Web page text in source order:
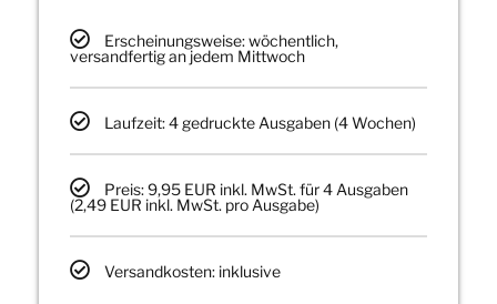
Erscheinungsweise: wöchentlich,
versandfertig an jedem Mittwoch
Laufzeit: 4 gedruckte Ausgaben (4 Wochen)
Preis: 9,95 EUR inkl. MwSt. für 4 Ausgaben
(2,49 EUR inkl. MwSt. pro Ausgabe)
Versandkosten: inklusive